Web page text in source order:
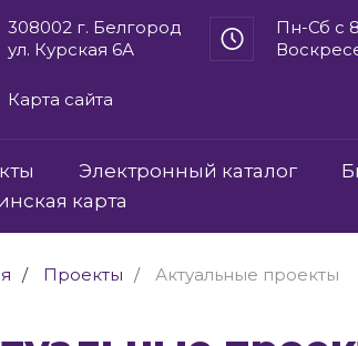
308002 г. Белгород
ул. Курская 6А
Пн-Сб с
Карта сайта
Электронный каталог
карта
Проекты Актуальные проекты